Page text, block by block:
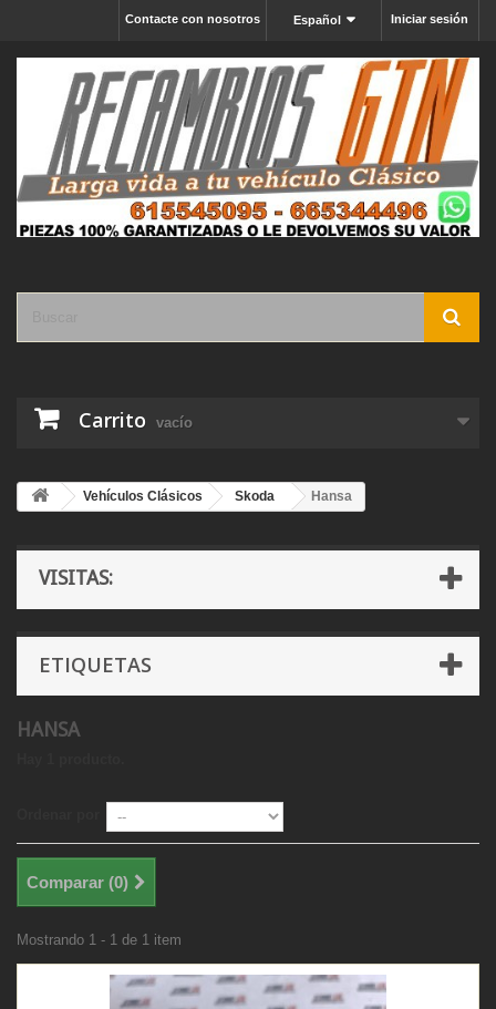
Iniciar sesión
Español
Contacte con nosotros
Carrito vacío
Vehículos Clásicos Skoda Hansa
VISITAS:
ETIQUETAS
HANSA
Comparar (0)
Mostrando 1 - 1 de 1 item